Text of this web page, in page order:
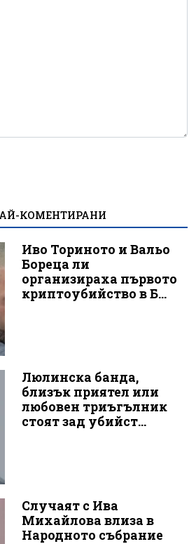
КОМЕНТИРАНИ
Иво Ториното и Вальо
Бореца ли
организираха първото
криптоубийство в Б...
Люлинска банда,
близък приятел или
любовен триъгълник
стоят зад убийст...
Случаят с Ива
Михайлова влиза в
Народното събрание